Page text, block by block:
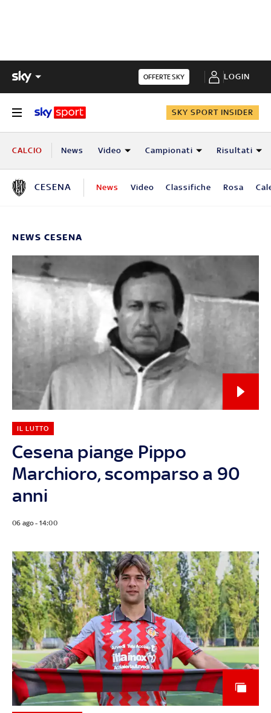
OFFERTE SKY LOGIN
SKY SPORT INSIDER
CALCIO News Video Campionati Risultati
CESENA News Video Classifiche Rosa
NEWS CESENA
Cesena piange Pippo
Marchioro, scomparso a 90
anni
IL LUTTO
06 ago - 14:00